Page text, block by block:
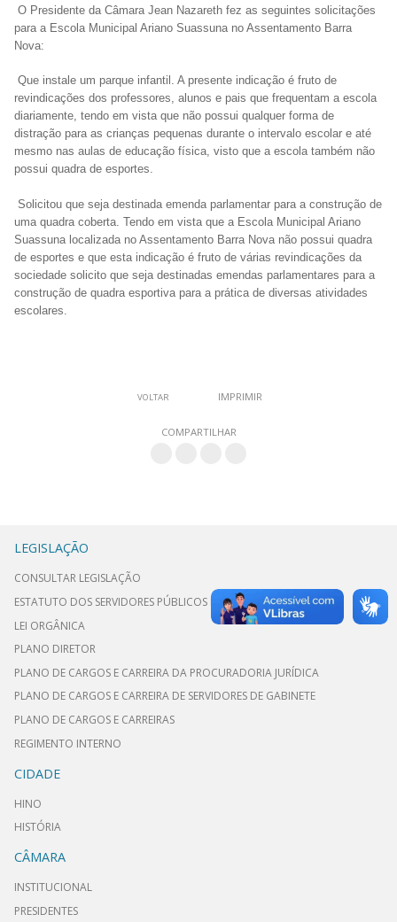
O Presidente da Câmara Jean Nazareth fez as seguintes solicitações
para a Escola Municipal Ariano Suassuna no Assentamento Barra
Nova:
Que instale um parque infantil. A presente indicação é fruto de
revindicações dos professores, alunos e pais que frequentam a escola
diariamente, tendo em vista que não possui qualquer forma de
distração para as crianças pequenas durante o intervalo escolar e até
mesmo nas aulas de educação física, visto que a escola também não
possui quadra de esportes.
Solicitou que seja destinada emenda parlamentar para a construção de
uma quadra coberta. Tendo em vista que a Escola Municipal Ariano
Suassuna localizada no Assentamento Barra Nova não possui quadra
de esportes e que esta indicação é fruto de várias revindicações da
sociedade solicito que seja destinadas emendas parlamentares para a
construção de quadra esportiva para a prática de diversas atividades
escolares.
VOLTAR IMPRIMIR
COMPARTILHAR
LEGISLAÇÃO
CONSULTAR LEGISLAÇÃO
ESTATUTO DOS SERVIDORES PÚBLICOS MUNICIPAIS
LEI ORGÂNICA
PLANO DIRETOR
PLANO DE CARGOS E CARREIRA DA PROCURADORIA JURÍDICA
PLANO DE CARGOS E CARREIRA DE SERVIDORES DE GABINETE
PLANO DE CARGOS E CARREIRAS
REGIMENTO INTERNO
CIDADE
HINO
HISTÓRIA
CÂMARA
INSTITUCIONAL
PRESIDENTES